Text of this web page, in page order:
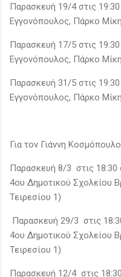
Παρασκευή 19/4 στις
Εγγονόπουλος, Πάρκο
Παρασκευή 17/5 στις
Εγγονόπουλος, Πάρκο
Παρασκευή 31/5 στις
Εγγονόπουλος, Πάρκο
Για τον Γιάννη Κοσμόπουλο
Παρασκευή 8/3 στις
4ου Δημοτικού Σχολείου
Τειρεσίου 1)
Παρασκευή 29/3 στις
4ου Δημοτικού Σχολείου
Τειρεσίου 1)
Παρασκευή 12/4 στις